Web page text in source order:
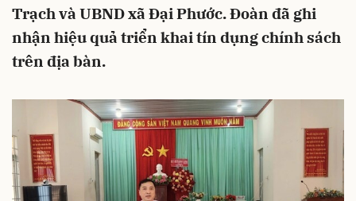
Trạch và UBND xã Đại Phước. Đoàn đã ghi
nhận hiệu quả triển khai tín dụng chính sách
trên địa bàn.